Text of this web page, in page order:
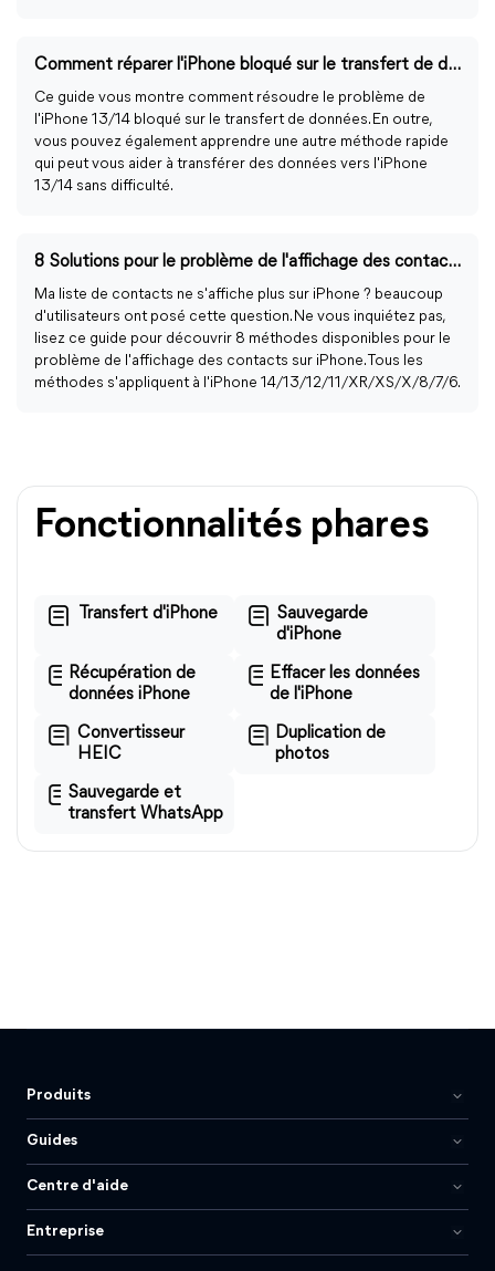
Comment réparer l'iPhone bloqué sur le transfert de données
Ce guide vous montre comment résoudre le problème de
l'iPhone 13/14 bloqué sur le transfert de données. En outre,
vous pouvez également apprendre une autre méthode rapide
qui peut vous aider à transférer des données vers l'iPhone
13/14 sans difficulté.
8 Solutions pour le problème de l'affichage des contacts sur iPhone
Ma liste de contacts ne s'affiche plus sur iPhone ? beaucoup
d'utilisateurs ont posé cette question. Ne vous inquiétez pas,
lisez ce guide pour découvrir 8 méthodes disponibles pour le
problème de l'affichage des contacts sur iPhone. Tous les
méthodes s'appliquent à l'iPhone 14/13/12/11/XR/XS/X/8/7/6.
Fonctionnalités phares
Transfert d'iPhone
Sauvegarde
d'iPhone
Récupération de
données iPhone
Effacer les données
de l'iPhone
Convertisseur
HEIC
Duplication de
photos
Sauvegarde et
transfert WhatsApp
Produits
Guides
Centre d'aide
Entreprise